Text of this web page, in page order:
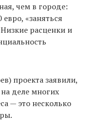
чем в городе:
«заняться
расценки и
проекта заявили,
деле многих
— это несколько